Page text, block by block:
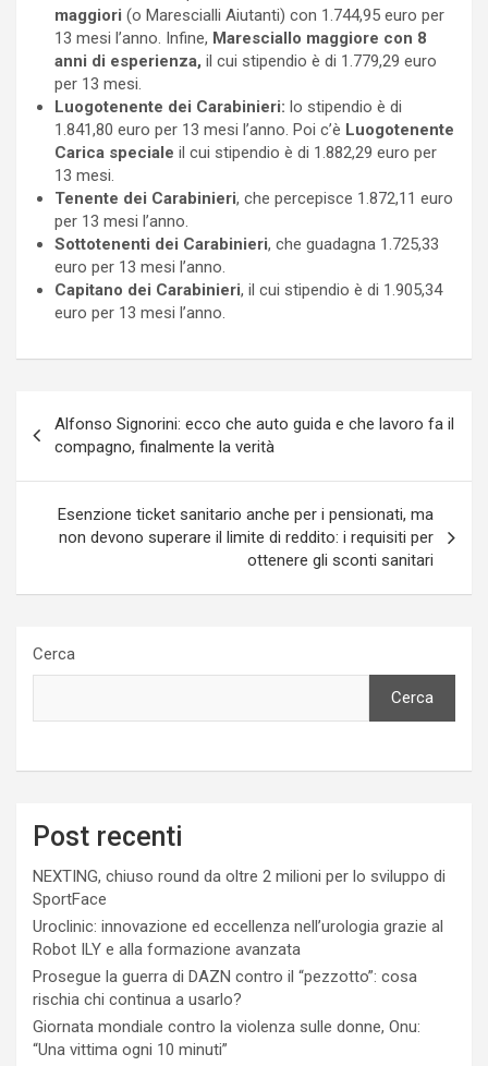
maggiori (o Marescialli Aiutanti) con 1.744,95 euro per
13 mesi l’anno. Infine, Maresciallo maggiore con 8
anni di esperienza, il cui stipendio è di 1.779,29 euro
per 13 mesi.
Luogotenente dei Carabinieri: lo stipendio è di
1.841,80 euro per 13 mesi l’anno. Poi c’è Luogotenente
Carica speciale il cui stipendio è di 1.882,29 euro per
13 mesi.
Tenente dei Carabinieri, che percepisce 1.872,11 euro
per 13 mesi l’anno.
Sottotenenti dei Carabinieri, che guadagna 1.725,33
euro per 13 mesi l’anno.
Capitano dei Carabinieri, il cui stipendio è di 1.905,34
euro per 13 mesi l’anno.
articoli
Alfonso Signorini: ecco che auto guida e che lavoro fa il
compagno, finalmente la verità
Esenzione ticket sanitario anche per i pensionati, ma
non devono superare il limite di reddito: i requisiti per
ottenere gli sconti sanitari
Cerca
Cerca
Post recenti
NEXTING, chiuso round da oltre 2 milioni per lo sviluppo di
SportFace
Uroclinic: innovazione ed eccellenza nell’urologia grazie al
Robot ILY e alla formazione avanzata
Prosegue la guerra di DAZN contro il “pezzotto”: cosa
rischia chi continua a usarlo?
Giornata mondiale contro la violenza sulle donne, Onu:
“Una vittima ogni 10 minuti”